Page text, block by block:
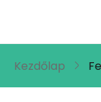
Kezdőlap